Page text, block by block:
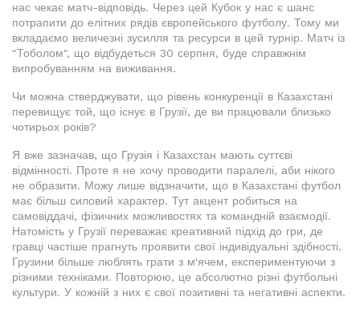
нас чекає матч-відповідь. Через цей Кубок у нас є шанс
потрапити до елітних рядів європейського футболу. Тому ми
вкладаємо величезні зусилля та ресурси в цей турнір. Матч із
"Тоболом", що відбудеться 30 серпня, буде справжнім
випробуванням на виживання.
Чи можна стверджувати, що рівень конкуренції в Казахстані
перевищує той, що існує в Грузії, де ви працювали близько
чотирьох років?
Я вже зазначав, що Грузія і Казахстан мають суттєві
відмінності. Проте я не хочу проводити паралелі, аби нікого
не образити. Можу лише відзначити, що в Казахстані футбол
має більш силовий характер. Тут акцент робиться на
самовіддачі, фізичних можливостях та командній взаємодії.
Натомість у Грузії переважає креативний підхід до гри, де
гравці частіше прагнуть проявити свої індивідуальні здібності.
Грузини більше люблять грати з м'ячем, експериментуючи з
різними техніками. Повторюю, це абсолютно різні футбольні
культури. У кожній з них є свої позитивні та негативні аспекти.